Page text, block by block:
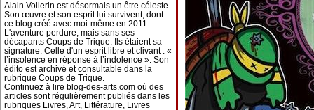
Alain Vollerin est désormais un être céleste.
Son œuvre et son esprit lui survivent, dont
ce blog créé avec moi-même en 2011.
L'aventure perdure, mais sans ses
décapants Coups de Trique. Ils étaient sa
signature. Celle d'un esprit libre et clivant : «
l’insolence en réponse à l’indolence ». Son
édito est archivé et consultable dans la
rubrique Coups de Trique.
Continuez à lire blog-des-arts.com où des
articles sont régulièrement publiés dans les
rubriques Livres, Art, Littérature, Livres